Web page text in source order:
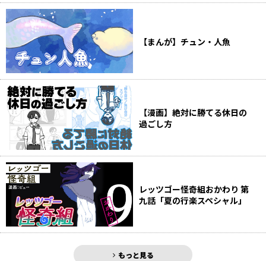
【まんが】チュン・人魚
【漫画】絶対に勝てる休日の
過ごし方
レッツゴー怪奇組おかわり 第
九話「夏の行楽スペシャル」
もっと見る